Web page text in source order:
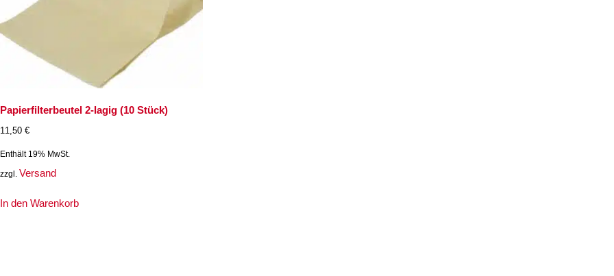
Papierfilterbeutel 2-lagig (10 Stück)
11,50 €
Enthält 19% MwSt.
zzgl. Versand
In den Warenkorb